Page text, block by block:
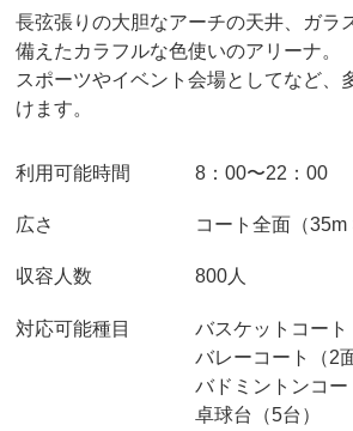
長弦張りの大胆なアーチの天井、ガラ
備えたカラフルな色使いのアリーナ。
スポーツやイベント会場としてなど、
けます。
利用可能時間 8：00〜22：00
広さ コート全面（35m
収容人数 800人
対応可能種目
バスケットコート
バレーコート（2
バドミントンコー
卓球台（5台）